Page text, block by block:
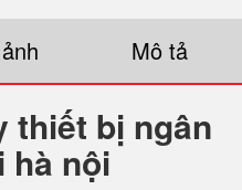
Mô tả
thiết bị ngân
hà nội